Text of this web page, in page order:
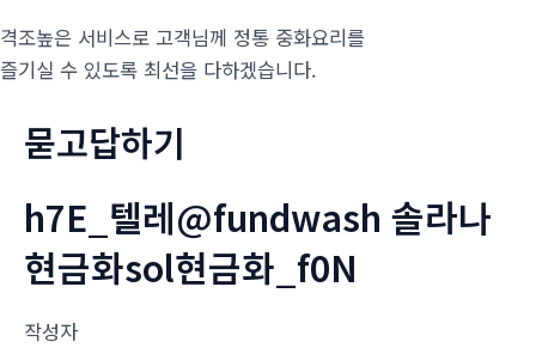
격조높은 서비스로 고객님께 정통 중화요리를
즐기실 수 있도록 최선을 다하겠습니다.
묻고답하기
h7E_텔레@fundwash 솔라나
현금화sol현금화_f0N
작성자